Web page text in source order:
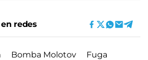
redes
Bomba Molotov
Fuga